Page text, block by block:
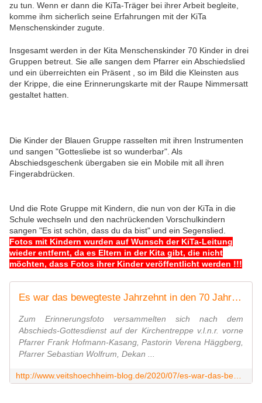
zu tun. Wenn er dann die KiTa-Träger bei ihrer Arbeit begleite,
komme ihm sicherlich seine Erfahrungen mit der KiTa
Menschenskinder zugute.
Insgesamt werden in der Kita Menschenskinder 70 Kinder in drei
Gruppen betreut. Sie alle sangen dem Pfarrer ein Abschiedslied
und ein überreichten ein Präsent , so im Bild die Kleinsten aus
der Krippe, die eine Erinnerungskarte mit der Raupe Nimmersatt
gestaltet hatten.
Die Kinder der Blauen Gruppe rasselten mit ihren Instrumenten
und sangen "Gottesliebe ist so wunderbar". Als
Abschiedsgeschenk übergaben sie ein Mobile mit all ihren
Fingerabdrücken.
Und die Rote Gruppe mit Kindern, die nun von der KiTa in die
Schule wechseln und den nachrückenden Vorschulkindern
sangen "Es ist schön, dass du da bist" und ein Segenslied.
Fotos mit Kindern wurden auf Wunsch der KiTa-Leitung
wieder entfernt, da es Eltern in der Kita gibt, die nicht
möchten, dass Fotos ihrer Kinder veröffentlicht werden !!!
Es war das bewegteste Jahrzehnt in den 70 Jahren des Bestehens der evangelischen Kirchengemeinde - Pfarrer Sebastian Wolfrum verabschiedete sich nach zehn Jahren in Veitshöchheim - Veitshöchheim News
Zum Erinnerungsfoto versammelten sich nach dem
Abschieds-Gottesdienst auf der Kirchentreppe v.l.n.r. vorne
Pfarrer Frank Hofmann-Kasang, Pastorin Verena Häggberg,
Pfarrer Sebastian Wolfrum, Dekan ...